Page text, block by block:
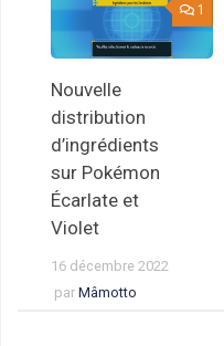
1
Nouvelle
distribution
d’ingrédients
sur Pokémon
Écarlate et
Violet
16 décembre 2022
par Mâmotto